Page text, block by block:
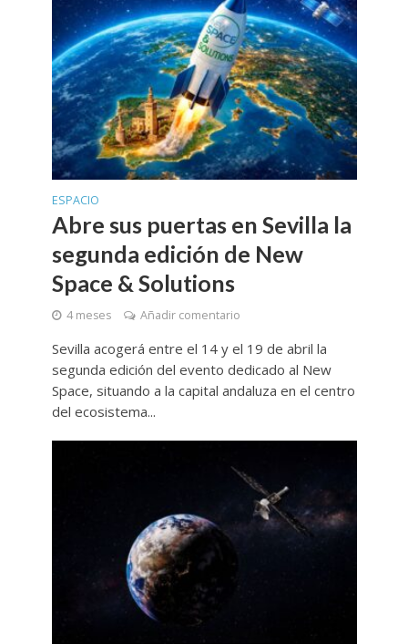
ESPACIO
Abre sus puertas en Sevilla la
segunda edición de New
Space & Solutions
4 meses Añadir comentario
Sevilla acogerá entre el 14 y el 19 de abril la
segunda edición del evento dedicado al New
Space, situando a la capital andaluza en el centro
del ecosistema...